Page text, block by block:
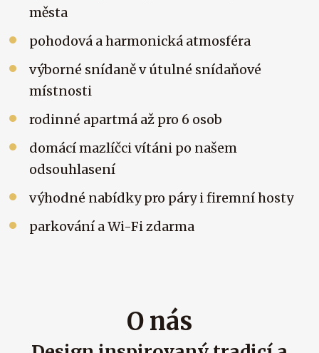
města
pohodová a harmonická atmosféra
výborné snídaně v útulné snídaňové
místnosti
rodinné apartmá až pro 6 osob
domácí mazlíčci vítáni po našem
odsouhlasení
výhodné nabídky pro páry i firemní hosty
parkování a Wi-Fi zdarma
O nás